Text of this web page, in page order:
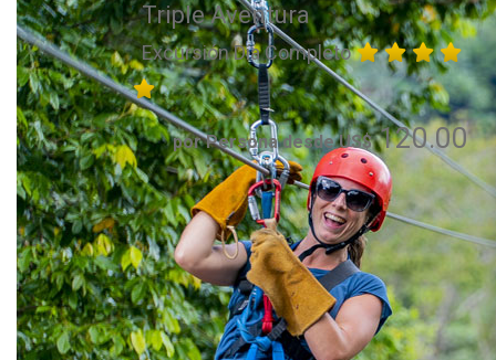
Triple Aventura
Excursión Día Completo
por Persona desde US$120.00